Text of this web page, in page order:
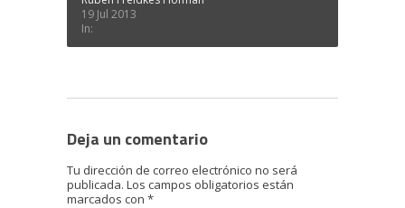
19 Jul 2013
In:
Deja un comentario
Tu dirección de correo electrónico no será
publicada. Los campos obligatorios están
marcados con *